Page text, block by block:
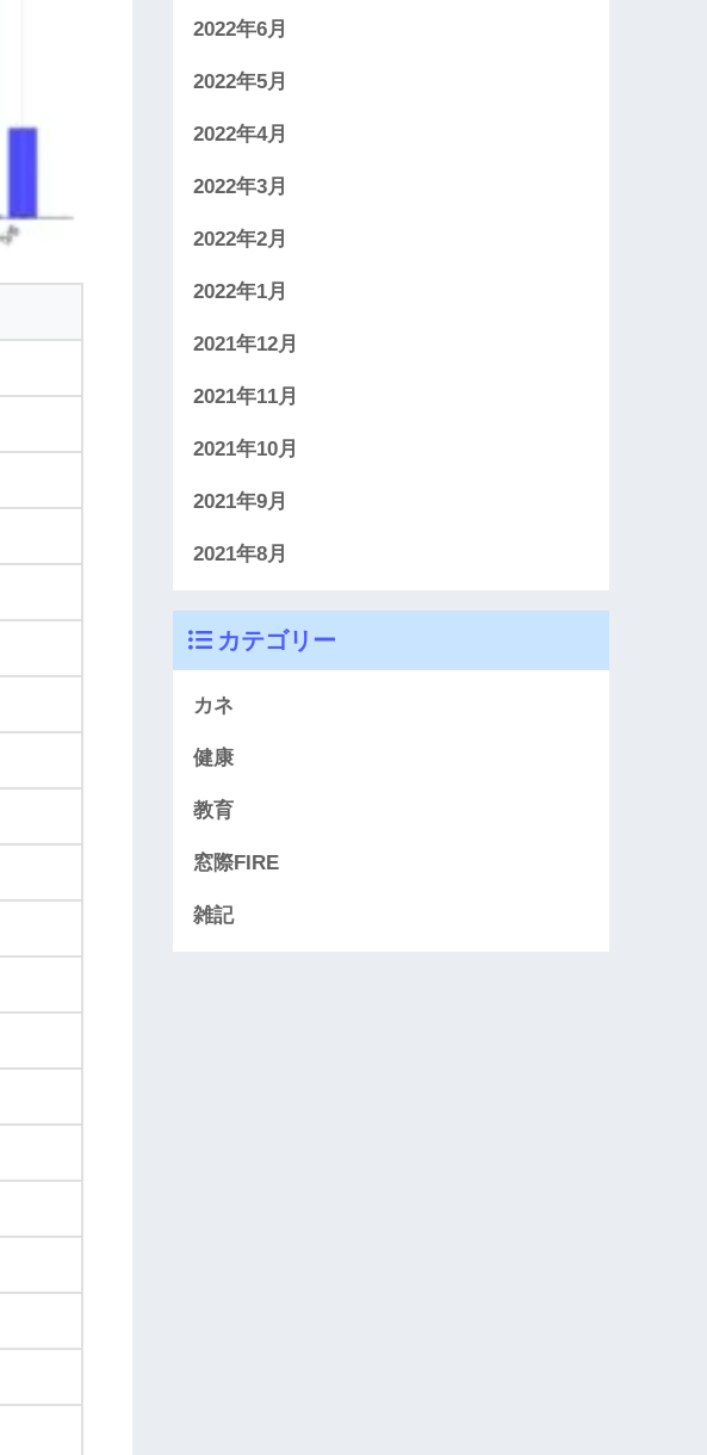
2022年6月
2022年5月
2022年4月
2022年3月
2022年2月
2022年1月
2021年12月
2021年11月
2021年10月
2021年9月
2021年8月
カテゴリー
カネ
健康
教育
窓際FIRE
雑記